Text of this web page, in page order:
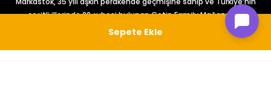
çeşitli illerinde 22 şubesi bulunan Çetin Family Mağazacılık
tarafından kurulmuştur.